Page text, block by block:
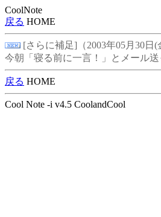
CoolNote
戻る HOME
[さらに補足]（2003年05月30日(
今朝「寝る前に一言！」とメール
戻る HOME
Cool Note -i v4.5 CoolandCool